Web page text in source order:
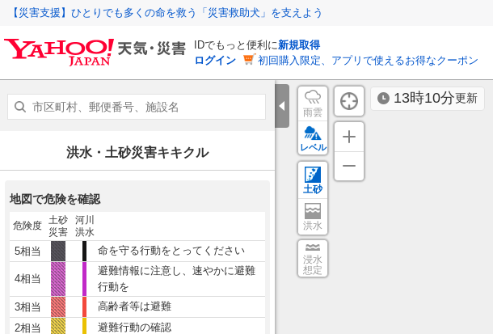
【災害支援】ひとりでも多くの命を救う「災害救助犬」を支えよう
IDでもっと便利に新規取得
ログイン
初回購入限定、アプリで使えるお得なクーポン
13時10分更新
雨雲
レベル
土砂
洪水
浸水
想定
洪水・土砂災害キキクル
地図で危険を確認
危険度 土砂
災害
河川
洪水
5相当 命を守る行動をとってください
4相当
避難情報に注意し、速やかに避難
行動を
3相当
高齢者等は避難
2相当
避難行動の確認